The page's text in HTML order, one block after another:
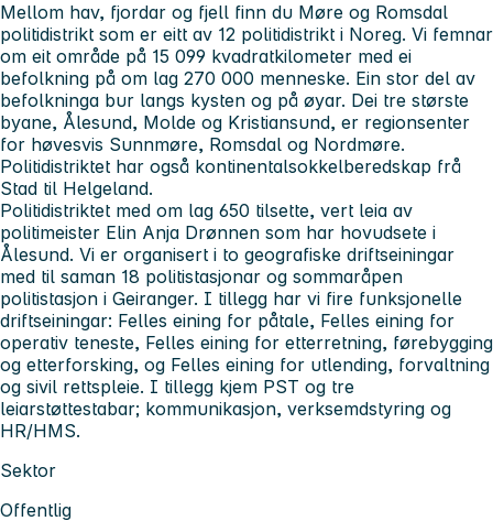
Mellom hav, fjordar og fjell finn du Møre og Romsdal
politidistrikt som er eitt av 12 politidistrikt i Noreg. Vi femnar
om eit område på 15 099 kvadratkilometer med ei
befolkning på om lag 270 000 menneske. Ein stor del av
befolkninga bur langs kysten og på øyar. Dei tre største
byane, Ålesund, Molde og Kristiansund, er regionsenter
for høvesvis Sunnmøre, Romsdal og Nordmøre.
Politidistriktet har også kontinentalsokkelberedskap frå
Stad til Helgeland.
Politidistriktet med om lag 650 tilsette, vert leia av
politimeister Elin Anja Drønnen som har hovudsete i
Ålesund. Vi er organisert i to geografiske driftseiningar
med til saman 18 politistasjonar og sommaråpen
politistasjon i Geiranger. I tillegg har vi fire funksjonelle
driftseiningar: Felles eining for påtale, Felles eining for
operativ teneste, Felles eining for etterretning, førebygging
og etterforsking, og Felles eining for utlending, forvaltning
og sivil rettspleie. I tillegg kjem PST og tre
leiarstøttestabar; kommunikasjon, verksemdstyring og
HR/HMS.
Sektor
Offentlig